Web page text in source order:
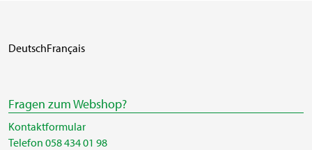
DeutschFrançais
Fragen zum Webshop?
Kontaktformular
Telefon 058 434 01 98